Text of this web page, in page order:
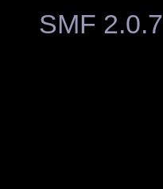
SMF 2.0.7